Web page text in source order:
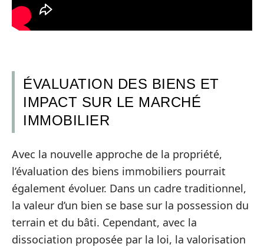
ÉVALUATION DES BIENS ET
IMPACT SUR LE MARCHÉ
IMMOBILIER
Avec la nouvelle approche de la propriété,
l’évaluation des biens immobiliers pourrait
également évoluer. Dans un cadre traditionnel,
la valeur d’un bien se base sur la possession du
terrain et du bâti. Cependant, avec la
dissociation proposée par la loi, la valorisation